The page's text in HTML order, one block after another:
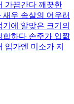
가끔간다 깨끗한
우 속살의 어우러
에 알맞은 크기의
합하다 손주가 입짧
입가엔 미소가 지